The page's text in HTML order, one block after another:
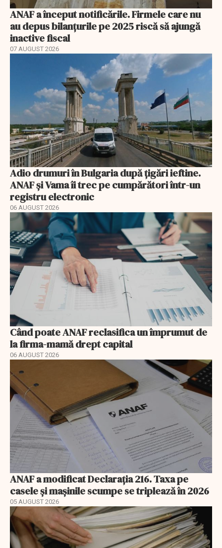
ANAF a început notificările. Firmele care nu
au depus bilanțurile pe 2025 riscă să ajungă
inactive fiscal
07 AUGUST 2026
Adio drumuri în Bulgaria după țigări ieftine.
ANAF și Vama îi trec pe cumpărători într-un
registru electronic
06 AUGUST 2026
Când poate ANAF reclasifica un împrumut de
la firma-mamă drept capital
06 AUGUST 2026
ANAF a modificat Declarația 216. Taxa pe
casele și mașinile scumpe se triplează în 2026
05 AUGUST 2026